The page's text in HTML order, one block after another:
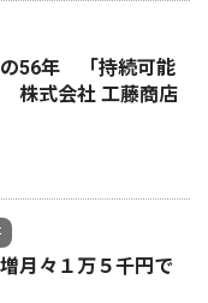
の56年 「持続可能
株式会社 工藤商店
月々１万５千円で